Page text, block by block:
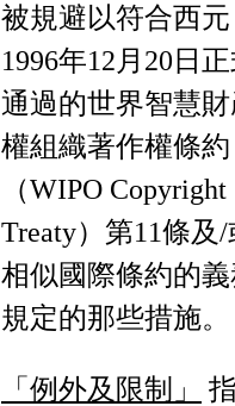
被規避以符合西元
1996年12月20日
通過的世界智慧財
權組織著作權條約
（WIPO Copyright
Treaty）第11條及/
相似國際條約的義
規定的那些措施。
「例外及限制」